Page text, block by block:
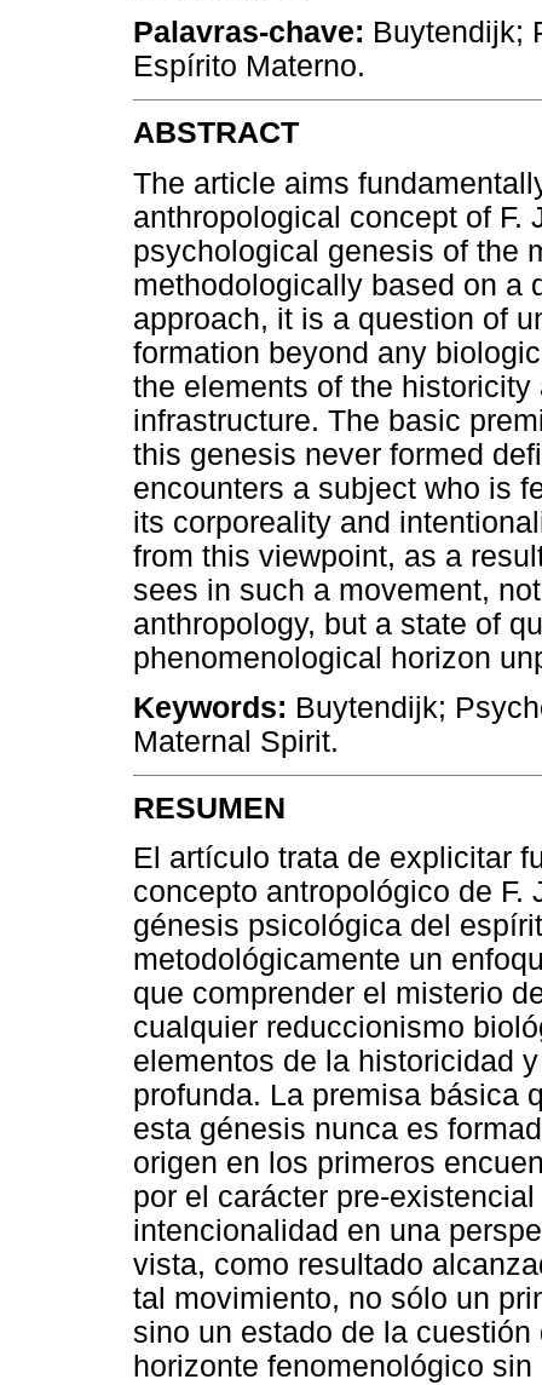
Palavras-chave: Buytendijk;
Espírito Materno.
ABSTRACT
The article aims
anthropological concept of F.
psychological genesis of the
methodologically based on a
approach, it is a question of
formation beyond any
the elements of the
infrastructure. The basic
this genesis never formed
encounters a subject who is
its corporeality and
from this viewpoint, as a
sees in such a movement,
anthropology, but a state of
phenomenological horizon
Keywords: Buytendijk;
Maternal Spirit.
RESUMEN
El artículo trata de explicitar
concepto antropológico de
génesis psicológica del
metodológicamente un
que comprender el misterio
cualquier reduccionismo
elementos de la historicidad
profunda. La premisa básica
esta génesis nunca es
origen en los primeros
por el carácter pre-
intencionalidad en una
vista, como resultado
tal movimiento, no sólo un
sino un estado de la
horizonte fenomenológico